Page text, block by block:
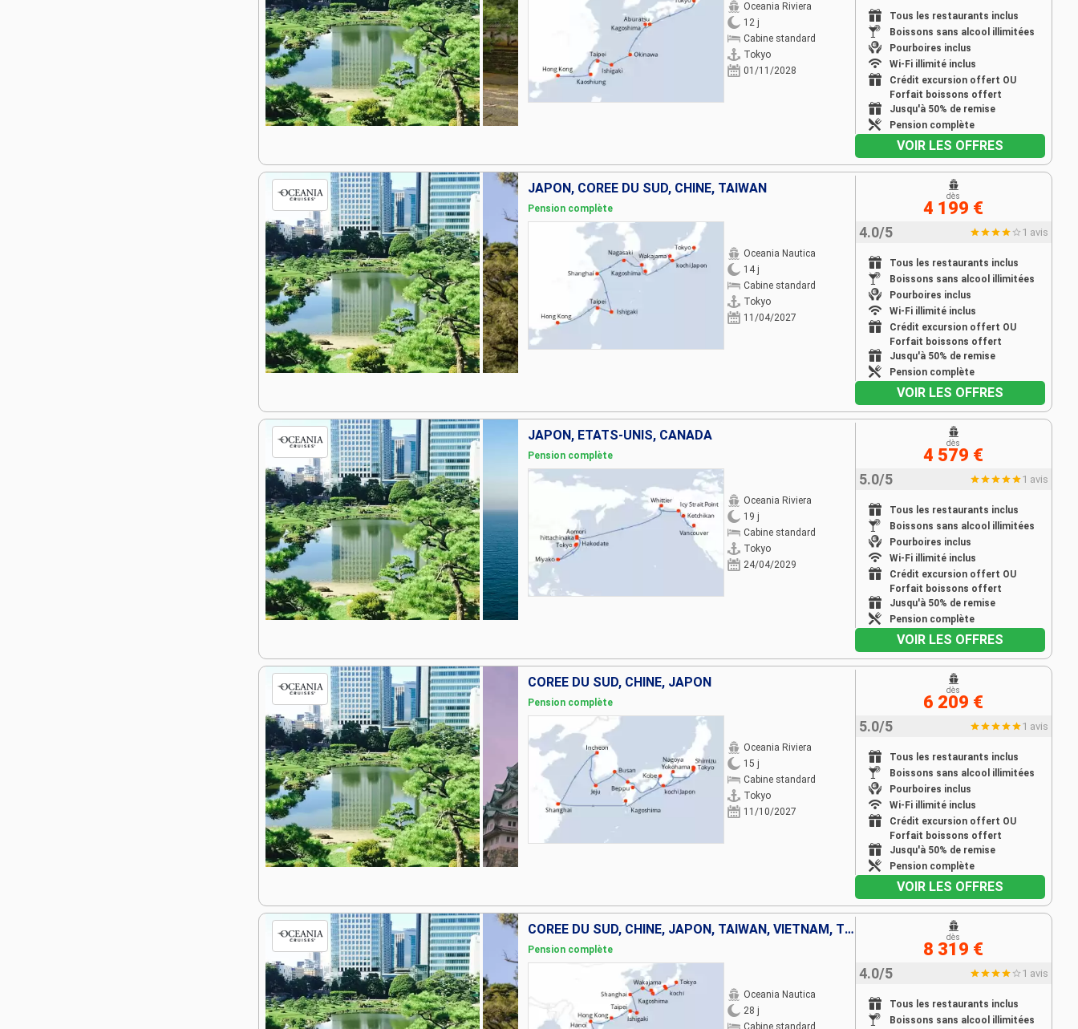
Oceania Riviera
12 j
Cabine standard
Tokyo
01/11/2028
Tous les restaurants inclus
Boissons sans alcool illimitées
Pourboires inclus
Wi-Fi illimité inclus
Crédit excursion offert OU
Forfait boissons offert
Jusqu'à 50% de remise
Pension complète
VOIR LES OFFRES
JAPON, CORÉE DU SUD, CHINE, TAÏWAN
Pension complète
Oceania Nautica
14 j
Cabine standard
Tokyo
11/04/2027
4.0/5 1 avis
Tous les restaurants inclus
Boissons sans alcool illimitées
Pourboires inclus
Wi-Fi illimité inclus
Crédit excursion offert OU
Forfait boissons offert
Jusqu'à 50% de remise
Pension complète
dès
4 199 €
VOIR LES OFFRES
JAPON, ÉTATS-UNIS, CANADA
Pension complète
Oceania Riviera
19 j
Cabine standard
Tokyo
24/04/2029
5.0/5 1 avis
Tous les restaurants inclus
Boissons sans alcool illimitées
Pourboires inclus
Wi-Fi illimité inclus
Crédit excursion offert OU
Forfait boissons offert
Jusqu'à 50% de remise
Pension complète
dès
4 579 €
VOIR LES OFFRES
CORÉE DU SUD, CHINE, JAPON
Pension complète
Oceania Riviera
15 j
Cabine standard
Tokyo
11/10/2027
5.0/5 1 avis
Tous les restaurants inclus
Boissons sans alcool illimitées
Pourboires inclus
Wi-Fi illimité inclus
Crédit excursion offert OU
Forfait boissons offert
Jusqu'à 50% de remise
Pension complète
dès
6 209 €
VOIR LES OFFRES
CORÉE DU SUD, CHINE, JAPON, TAÏWAN, VIETNAM, THAÏLANDE, SINGAPOUR
Pension complète
Oceania Nautica
28 j
Cabine standard
4.0/5 1 avis
Tous les restaurants inclus
Boissons sans alcool illimitées
dès
8 319 €